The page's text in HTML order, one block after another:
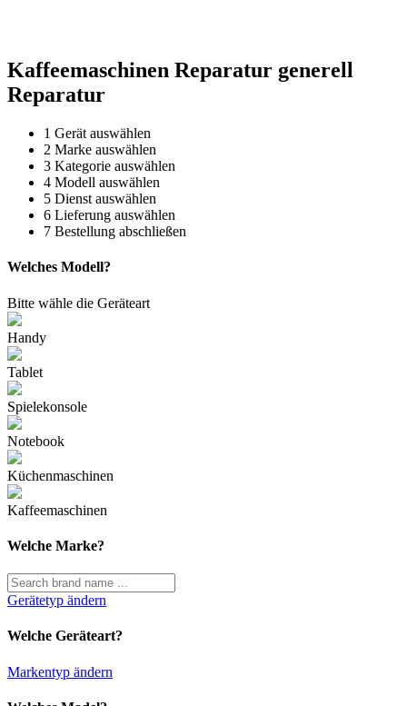
Kaffeemaschinen Reparatur generell
Reparatur
1 Gerät auswählen
2 Marke auswählen
3 Kategorie auswählen
4 Modell auswählen
5 Dienst auswählen
6 Lieferung auswählen
7 Bestellung abschließen
Welches Modell?
Bitte wähle die Geräteart
Handy
Tablet
Spielekonsole
Notebook
Küchenmaschinen
Kaffeemaschinen
Welche Marke?
Gerätetyp ändern
Welche Geräteart?
Markentyp ändern